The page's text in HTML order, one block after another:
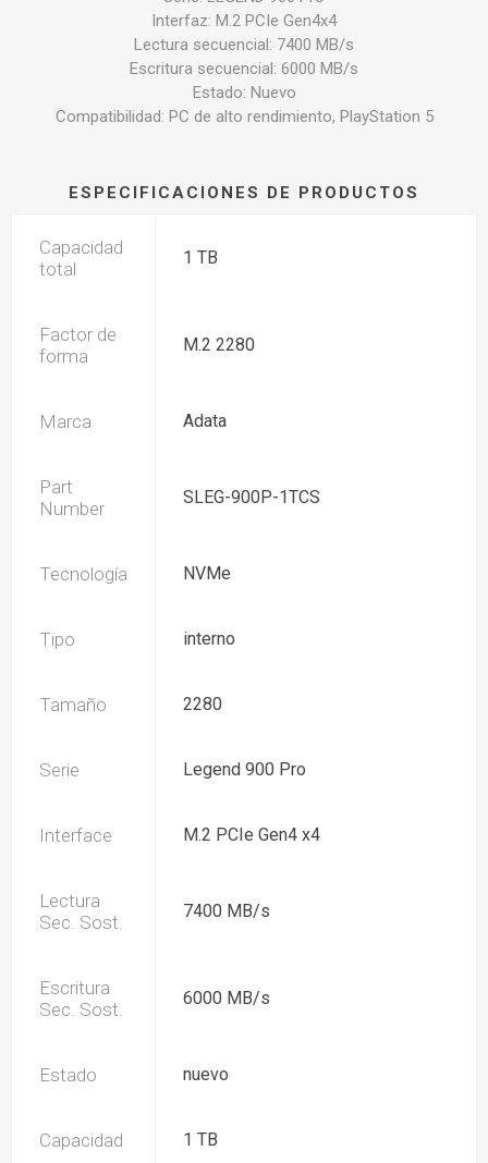
Interfaz: M.2 PCIe Gen4x4
Lectura secuencial: 7400 MB/s
Escritura secuencial: 6000 MB/s
Estado: Nuevo
Compatibilidad: PC de alto rendimiento, PlayStation 5
ESPECIFICACIONES DE PRODUCTOS
Capacidad
total
1 TB
Factor de
forma
M.2 2280
Marca Adata
Part
Number
SLEG-900P-1TCS
Tecnología NVMe
Tipo interno
Tamaño 2280
Serie Legend 900 Pro
Interface M.2 PCIe Gen4 x4
Lectura
Sec. Sost.
7400 MB/s
Escritura
Sec. Sost.
6000 MB/s
Estado nuevo
Capacidad 1 TB